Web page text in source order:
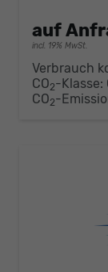
auf
incl. 19% MwSt.
Verbrauch
CO2-Klasse:
CO2-